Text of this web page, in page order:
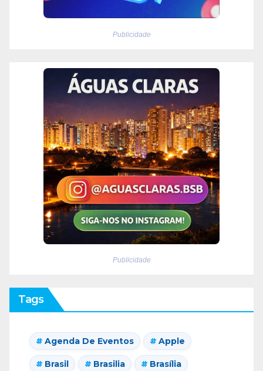
Publicidade
Publicidade
Tags
Agenda De Eventos Apple
Brasil Brasilia Brasília